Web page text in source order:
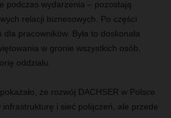
podczas wydarzenia – pozostają
relacji biznesowych. Po części
pracowników. Była to doskonała
w gronie wszystkich osób,
oddziału.
że rozwój DACHSER w Polsce
i sieć połączeń, ale przede